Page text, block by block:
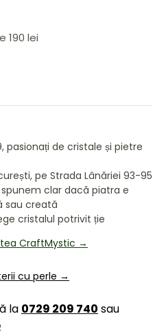
190 lei
pasionați de cristale și pietre
pe Strada Lânăriei 93-95
spunem clar dacă piatra e
sau creată
cristalul potrivit ție
CraftMystic →
cu perle →
la 0729 209 740 sau